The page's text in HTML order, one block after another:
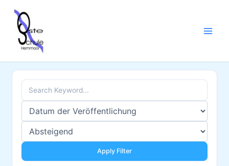
Inhalt
springen
Apply Filter